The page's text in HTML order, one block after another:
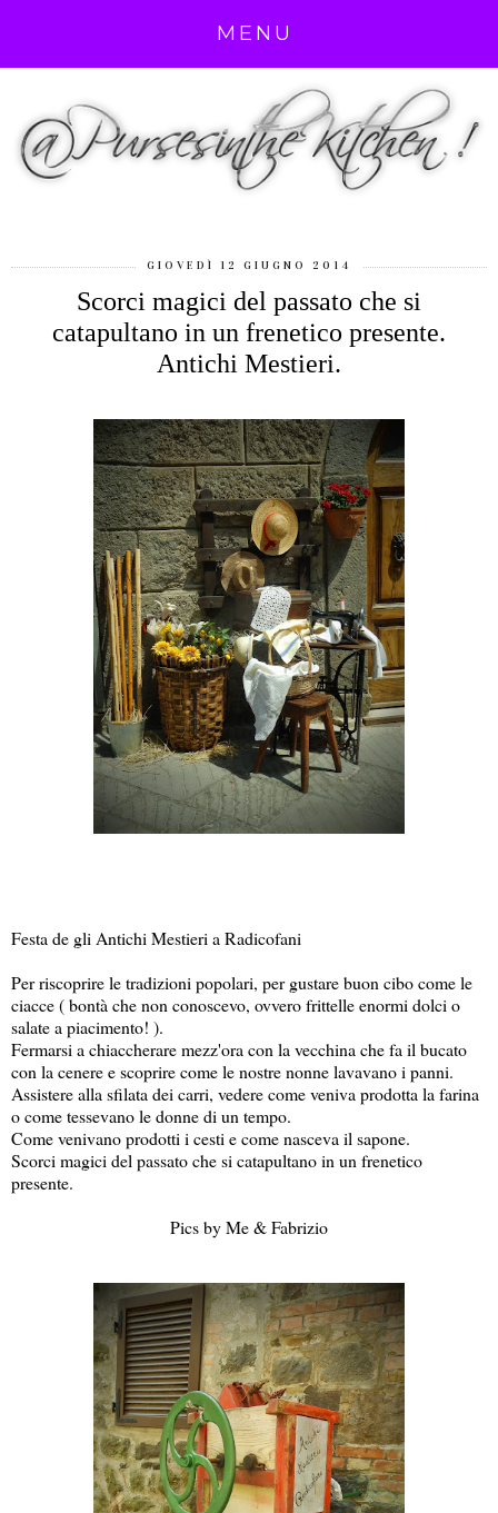
MENU
GIOVEDÌ 12 GIUGNO 2014
Scorci magici del passato che si
catapultano in un frenetico presente.
Antichi Mestieri.
Festa de gli Antichi Mestieri a Radicofani
Per riscoprire le tradizioni popolari, per gustare buon cibo come le
ciacce ( bontà che non conoscevo, ovvero frittelle enormi dolci o
salate a piacimento! ).
Fermarsi a chiaccherare mezz'ora con la vecchina che fa il bucato
con la cenere e scoprire come le nostre nonne lavavano i panni.
Assistere alla sfilata dei carri, vedere come veniva prodotta la farina
o come tessevano le donne di un tempo.
Come venivano prodotti i cesti e come nasceva il sapone.
Scorci magici del passato che si catapultano in un frenetico
presente.
Pics by Me & Fabrizio